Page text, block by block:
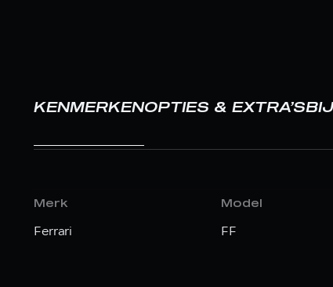
KENMERKENOPTIES & EXTRA’S
Merk
Ferrari
Model
FF